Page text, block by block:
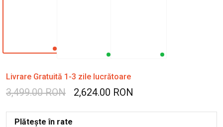
Livrare Gratuită 1-3 zile lucrătoare
3,499.00 RON 2,624.00 RON
Plătește în rate